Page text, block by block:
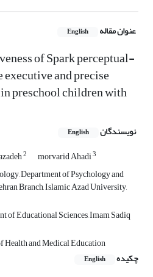
عنوان مقاله English
of Spark perceptual-
and precise
preschool children with
نویسندگان English
2 morvarid Ahadi3
Department of Psychology and
Branch, Islamic Azad University,
of Educational Sciences, Imam Sadiq
and Medical Education
چکیده
English